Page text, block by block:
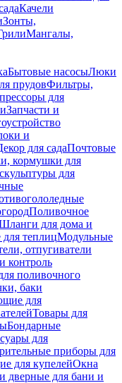
Качели
Зонты,
Мангалы,
Бытовые насосыЛюки
прудовФильтры,
для
Запчасти и
и
для садаПочтовые
кормушки для
для
Поливочное
для дома и
теплицМодульные
отпугиватели
контроль
поливочного
баки
для
Товары для
Бондарные
для
приборы для
для купелейОкна
дверные для бани и